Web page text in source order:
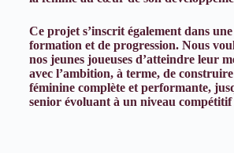
Ce projet s’inscrit également dans
formation et de progression. Nous
nos jeunes joueuses d’atteindre leur
avec l’ambition, à terme, de
féminine complète et performante,
senior évoluant à un niveau